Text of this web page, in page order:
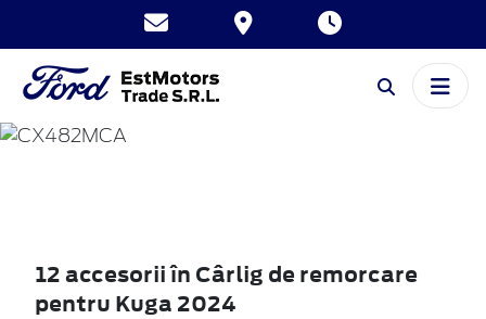
KUGA
12 accesorii în Cârlig de remorcare
pentru Kuga 2024